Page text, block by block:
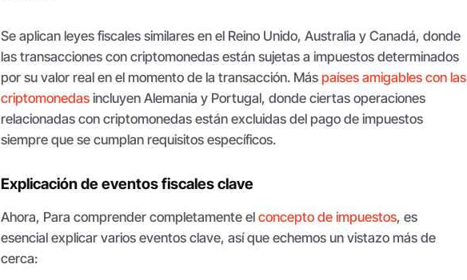
Se aplican leyes fiscales similares en el Reino Unido, Australia y Canadá, donde
las transacciones con criptomonedas están sujetas a impuestos determinados
por su valor real en el momento de la transacción. Máspaíses amigables con las
criptomonedas incluyen Alemania y Portugal, donde ciertas operaciones
relacionadas con criptomonedas están excluidas del pago de impuestos
siempre que se cumplan requisitos específicos.
Explicación de eventos fiscales clave
Ahora, Para comprender completamente elconcepto de impuestos, es
esencial explicar varios eventos clave, así que echemos un vistazo más de
cerca: